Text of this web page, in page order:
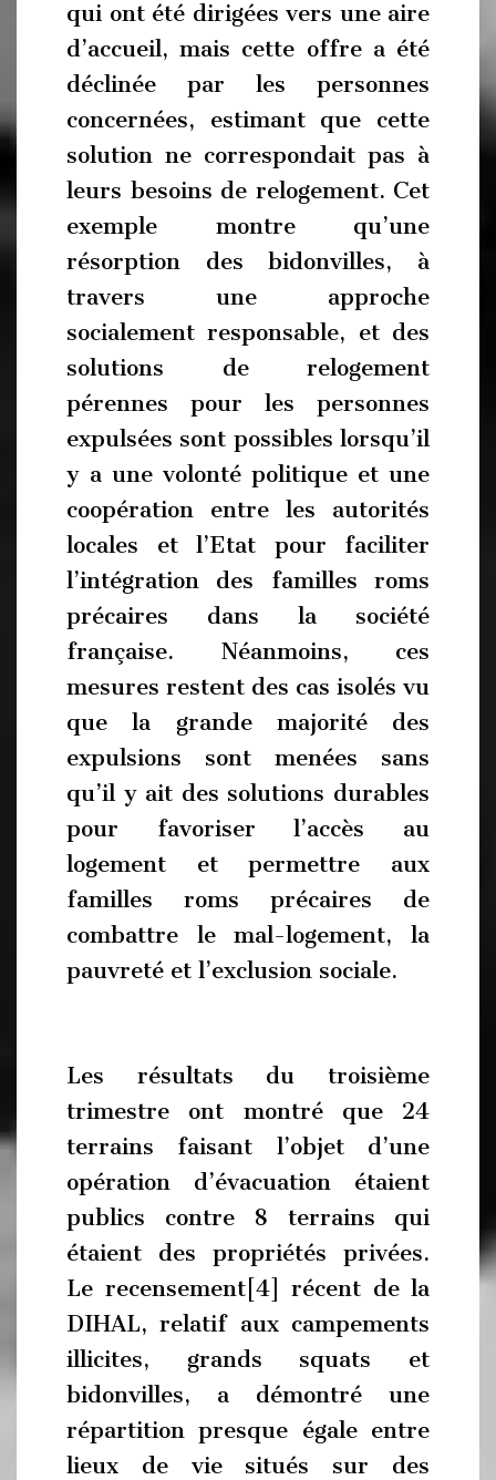
qui ont été dirigées vers une aire
d’accueil, mais cette offre a été
déclinée par les personnes
concernées, estimant que cette
solution ne correspondait pas à
leurs besoins de relogement. Cet
exemple montre qu’une
résorption des bidonvilles, à
travers une approche
socialement responsable, et des
solutions de relogement
pérennes pour les personnes
expulsées sont possibles lorsqu’il
y a une volonté politique et une
coopération entre les autorités
locales et l’Etat pour faciliter
l’intégration des familles roms
précaires dans la société
française. Néanmoins, ces
mesures restent des cas isolés vu
que la grande majorité des
expulsions sont menées sans
qu’il y ait des solutions durables
pour favoriser l’accès au
logement et permettre aux
familles roms précaires de
combattre le mal-logement, la
pauvreté et l’exclusion sociale.
Les résultats du troisième
trimestre ont montré que 24
terrains faisant l’objet d’une
opération d’évacuation étaient
publics contre 8 terrains qui
étaient des propriétés privées.
Le recensement[4] récent de la
DIHAL, relatif aux campements
illicites, grands squats et
bidonvilles, a démontré une
répartition presque égale entre
lieux de vie situés sur des